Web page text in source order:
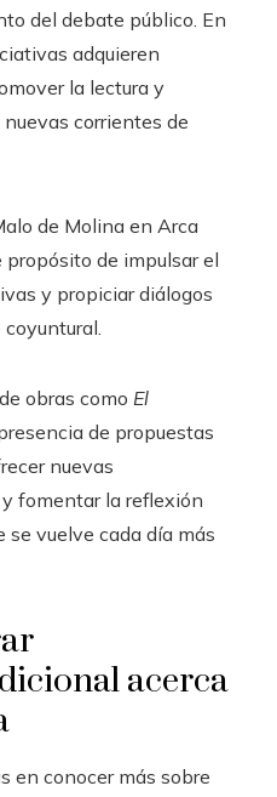
del debate público. En
adquieren
la lectura y
corrientes de
de Molina en Arca
de impulsar el
y propiciar diálogos
obras como El
de propuestas
nuevas
fomentar la reflexión
se vuelve cada día más
acerca
en conocer más sobre